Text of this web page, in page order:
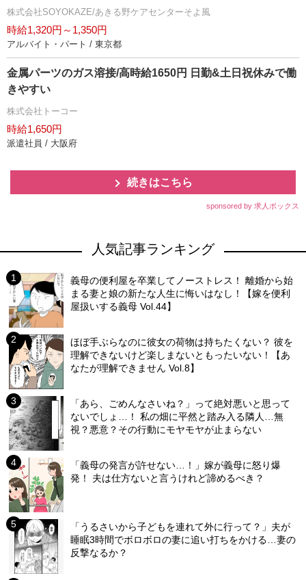
株式会社SOYOKAZE/あきる野ケアセンターそよ風
時給1,320円～1,350円
アルバイト・パート / 東京都
金属パーツのガス溶接/高時給1650円 日勤&土日祝休みで働
きやすい
株式会社トーコー
時給1,650円
派遣社員 / 大阪府
続きはこちら
sponsored by 求人ボックス
人気記事ランキング
義母の便利屋を卒業してノーストレス！ 離婚から始
まる妻と娘の新たな人生に悔いはなし！【嫁を便利
屋扱いする義母 Vol.44】
ほぼ手ぶらなのに彼女の荷物は持ちたくない？ 彼を
理解できないけど楽しまないともったいない！【あ
なたが理解できません Vol.8】
「あら、ごめんなさいね？」って絶対悪いと思って
ないでしょ…！ 私の畑に平然と踏み入る隣人…無
視？悪意？その行動にモヤモヤが止まらない
「義母の発言が許せない…！」嫁が義母に怒り爆
発！ 夫は仕方ないと言うけれど諦めるべき？
「うるさいから子どもを連れて外に行って？」夫が
睡眠3時間でボロボロの妻に追い打ちをかける…妻の
反撃なるか？